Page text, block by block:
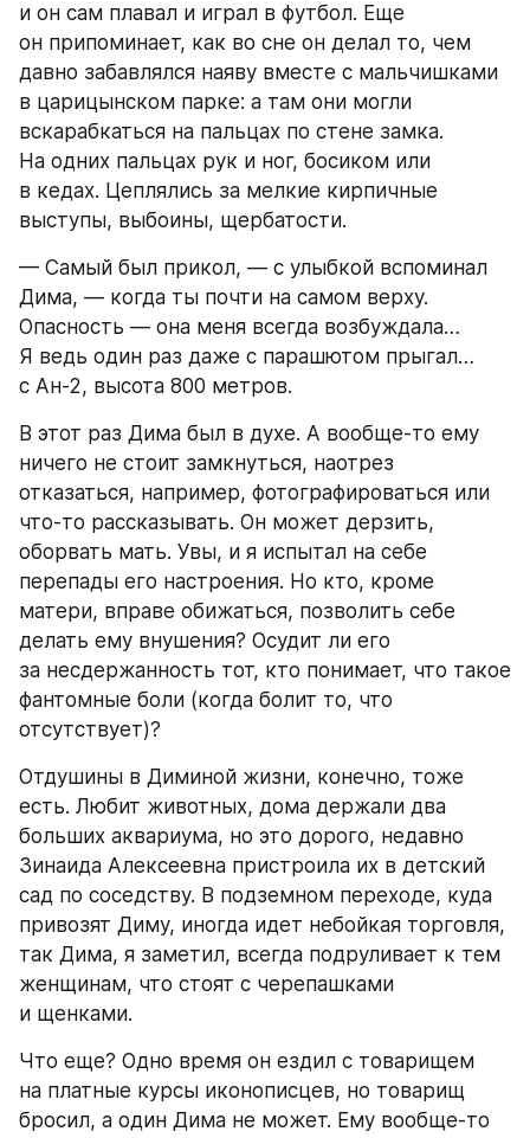
и он сам плавал и играл в футбол. Еще
он припоминает, как во сне он делал то, чем
давно забавлялся наяву вместе с мальчишками
в царицынском парке: а там они могли
вскарабкаться на пальцах по стене замка.
На одних пальцах рук и ног, босиком или
в кедах. Цеплялись за мелкие кирпичные
выступы, выбоины, щербатости.
— Самый был прикол, — с улыбкой вспоминал
Дима, — когда ты почти на самом верху.
Опасность — она меня всегда возбуждала…
Я ведь один раз даже с парашютом прыгал…
с Ан-2, высота 800 метров.
В этот раз Дима был в духе. А вообще-то ему
ничего не стоит замкнуться, наотрез
отказаться, например, фотографироваться или
что-то рассказывать. Он может дерзить,
оборвать мать. Увы, и я испытал на себе
перепады его настроения. Но кто, кроме
матери, вправе обижаться, позволить себе
делать ему внушения? Осудит ли его
за несдержанность тот, кто понимает, что такое
фантомные боли (когда болит то, что
отсутствует)?
Отдушины в Диминой жизни, конечно, тоже
есть. Любит животных, дома держали два
больших аквариума, но это дорого, недавно
Зинаида Алексеевна пристроила их в детский
сад по соседству. В подземном переходе, куда
привозят Диму, иногда идет небойкая торговля,
так Дима, я заметил, всегда подруливает к тем
женщинам, что стоят с черепашками
и щенками.
Что еще? Одно время он ездил с товарищем
на платные курсы иконописцев, но товарищ
бросил, а один Дима не может. Ему вообще-то